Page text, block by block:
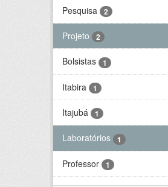
Pesquisa
2
Projeto 2
Bolsistas 1
Itabira 1
Itajubá 1
Laboratórios 1
Professor 1